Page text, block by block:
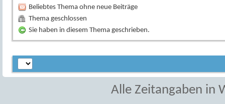
Beliebtes Thema ohne neue Beiträge
Thema geschlossen
Sie haben in diesem Thema geschrieben.
Alle Zeitangaben in